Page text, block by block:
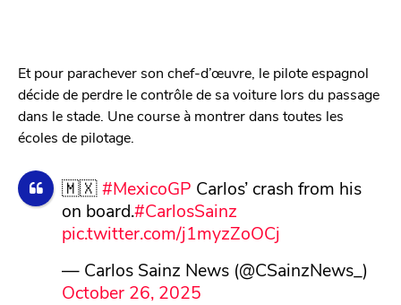
Et pour parachever son chef-d’œuvre, le pilote espagnol
décide de perdre le contrôle de sa voiture lors du passage
dans le stade. Une course à montrer dans toutes les
écoles de pilotage.
🇲🇽#MexicoGP Carlos’ crash from his
on board.#CarlosSainz
pic.twitter.com/j1myzZoOCj
— Carlos Sainz News (@CSainzNews_)
October 26, 2025